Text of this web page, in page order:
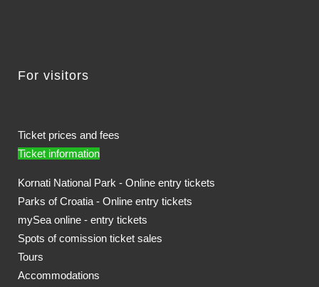
For visitors
Ticket prices and fees
Ticket information
Kornati National Park - Online entry tickets
Parks of Croatia - Online entry tickets
mySea online - entry tickets
Spots of comission ticket sales
Tours
Accommodations